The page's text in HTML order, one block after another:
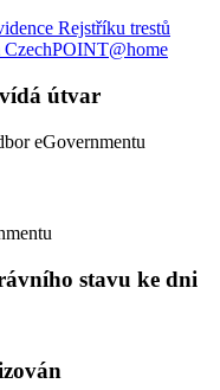
Rejstříku trestů
útvar
eGovernmentu
stavu ke dni